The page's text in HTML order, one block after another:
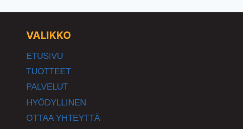
VALIKKO
ETUSIVU
TUOTTEET
PALVELUT
HYÖDYLLINEN
OTTAA YHTEYTTÄ